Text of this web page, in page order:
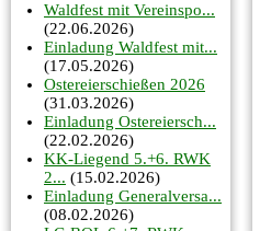
Waldfest mit Vereinspo...
(22.06.2026)
Einladung Waldfest mit...
(17.05.2026)
Ostereierschießen 2026
(31.03.2026)
Einladung Ostereiersch...
(22.02.2026)
KK-Liegend 5.+6. RWK
2... (15.02.2026)
Einladung Generalversa...
(08.02.2026)